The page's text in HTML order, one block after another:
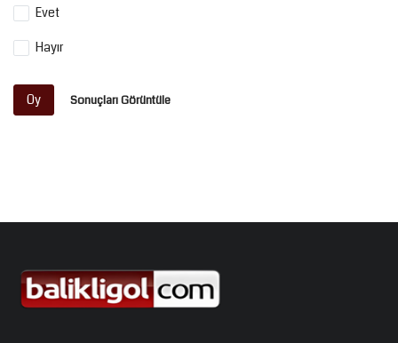
Evet
Hayır
Oy Sonuçları Görüntüle